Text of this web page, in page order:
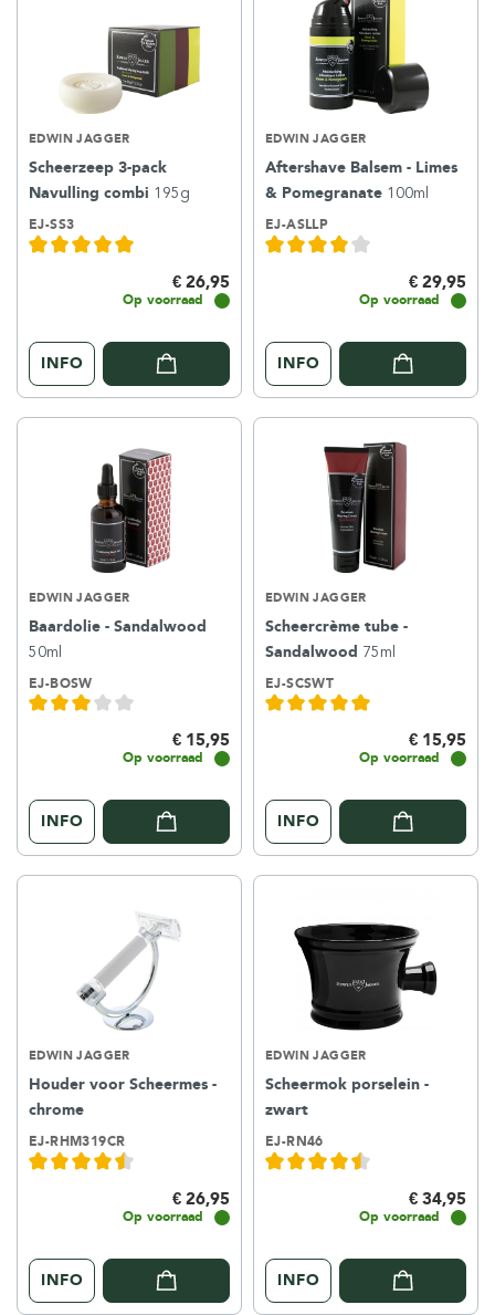
EDWIN JAGGER
Scheerzeep 3-pack
Navulling combi 195g
EJ-SS3
€ 26,95
Op voorraad
INFO
EDWIN JAGGER
Aftershave Balsem - Limes
& Pomegranate 100ml
EJ-ASLLP
€ 29,95
Op voorraad
INFO
EDWIN JAGGER
Baardolie - Sandalwood
50ml
EJ-BOSW
€ 15,95
Op voorraad
INFO
EDWIN JAGGER
Scheercrème tube -
Sandalwood 75ml
EJ-SCSWT
€ 15,95
Op voorraad
INFO
EDWIN JAGGER
Houder voor Scheermes -
chrome
EJ-RHM319CR
€ 26,95
Op voorraad
INFO
EDWIN JAGGER
Scheermok porselein -
zwart
EJ-RN46
€ 34,95
Op voorraad
INFO